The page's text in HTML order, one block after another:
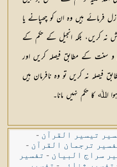
فرمائے ہیں وہ ان کو چھپانے یا
نہ کریں، بلکہ انجیل کے حکم کے
و سنت کے مطابق فیصلہ کریں اور
نہ کریں تو وہ نافرمان ہیں
اﷲ کا حکم نہیں مانا۔
تیسیر القرآن -
ترجمان القرآن -
سراج البیان - تفسیر